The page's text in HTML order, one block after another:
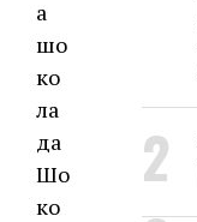
Шо
ко